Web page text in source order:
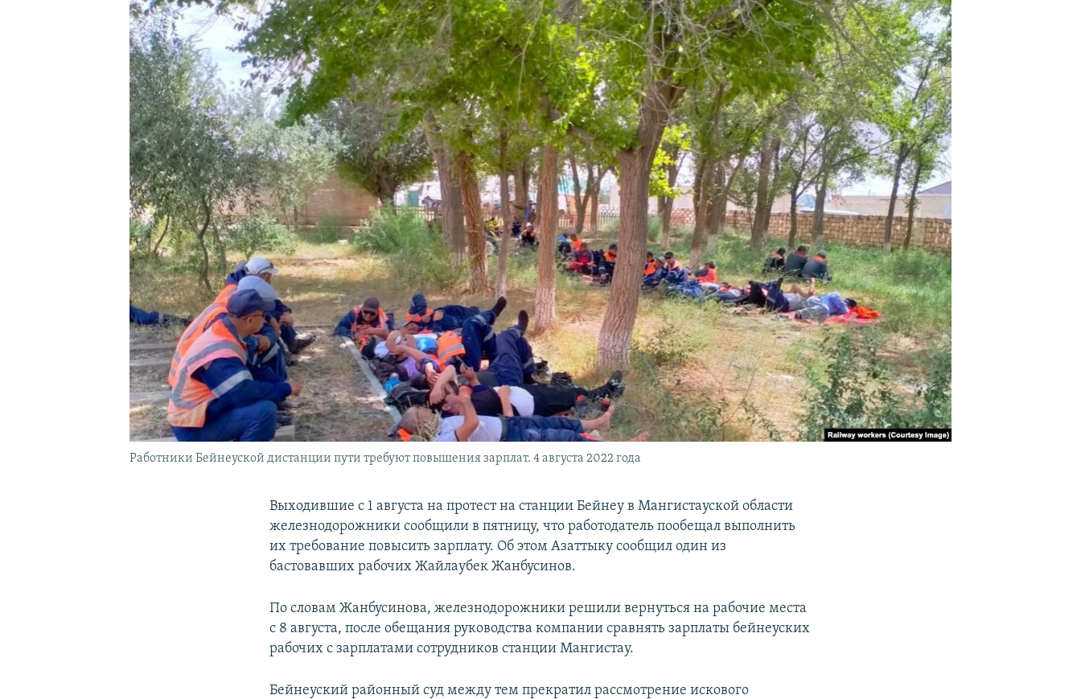
Работники Бейнеуской дистанции пути требуют повышения зарплат. 4 августа 2022 года
Выходившие с 1 августа на протест на станции Бейнеу в Мангистауской области
железнодорожники сообщили в пятницу, что работодатель пообещал выполнить
их требование повысить зарплату. Об этом Азаттыку сообщил один из
бастовавших рабочих Жайлаубек Жанбусинов.
По словам Жанбусинова, железнодорожники решили вернуться на рабочие места
с 8 августа, после обещания руководства компании сравнять зарплаты бейнеуских
рабочих с зарплатами сотрудников станции Мангистау.
Бейнеуский районный суд между тем прекратил рассмотрение искового